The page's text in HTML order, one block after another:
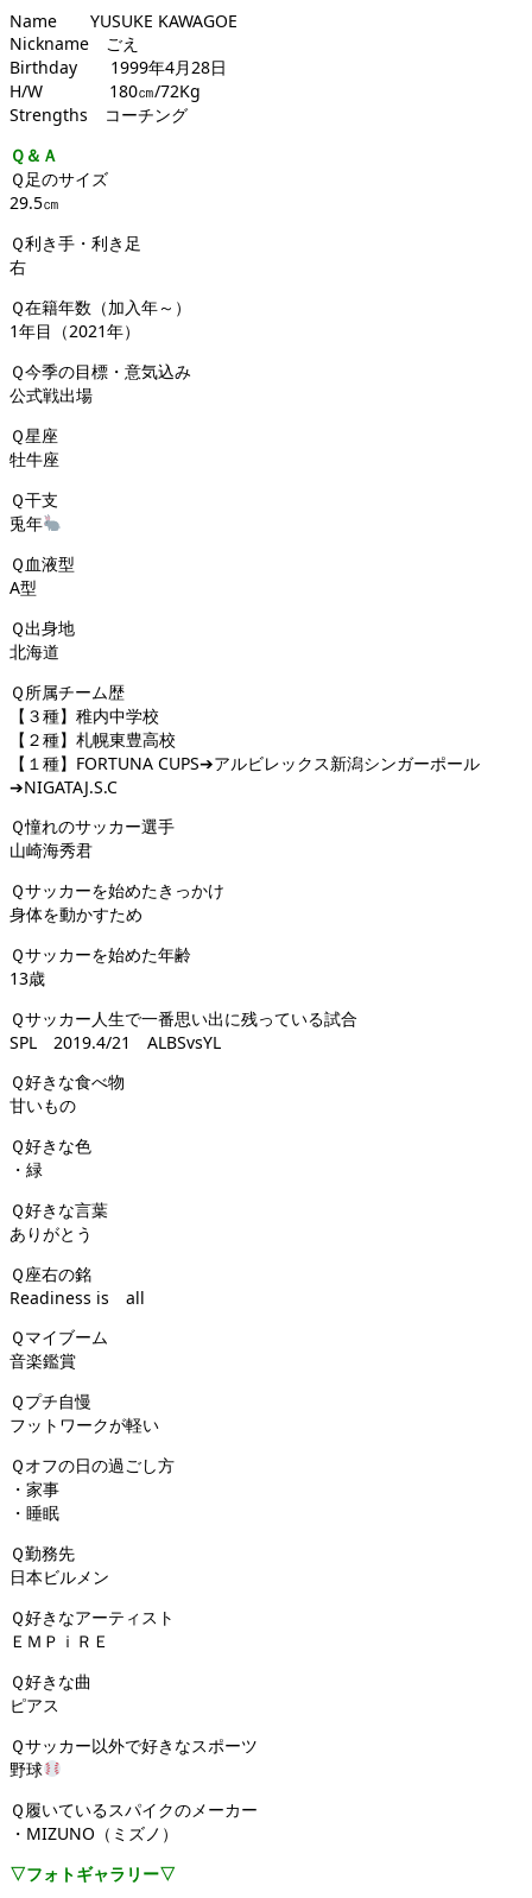
Name YUSUKE KAWAGOE
Nickname ごえ
Birthday 1999年4月28日
H/W 180㎝/72Kg
Strengths コーチング
Ｑ＆Ａ
Ｑ足のサイズ
29.5㎝
Ｑ利き手・利き足
右
Ｑ在籍年数（加入年～）
1年目（2021年）
Ｑ今季の目標・意気込み
公式戦出場
Ｑ星座
牡牛座
Ｑ干支
兎年
Ｑ血液型
A型
Ｑ出身地
北海道
Ｑ所属チーム歴
【３種】稚内中学校
【２種】札幌東豊高校
【１種】FORTUNA CUPS➔アルビレックス新潟シンガーポール
➔NIGATAJ.S.C
Ｑ憧れのサッカー選手
山崎海秀君
Ｑサッカーを始めたきっかけ
身体を動かすため
Ｑサッカーを始めた年齢
13歳
Ｑサッカー人生で一番思い出に残っている試合
SPL 2019.4/21 ALBSvsYL
Ｑ好きな食べ物
甘いもの
Ｑ好きな色
・緑
Ｑ好きな言葉
ありがとう
Ｑ座右の銘
Readiness is all
Ｑマイブーム
音楽鑑賞
Ｑプチ自慢
フットワークが軽い
Ｑオフの日の過ごし方
・家事
・睡眠
Ｑ勤務先
日本ビルメン
Ｑ好きなアーティスト
ＥＭＰｉＲＥ
Ｑ好きな曲
ピアス
Ｑサッカー以外で好きなスポーツ
野球
Ｑ履いているスパイクのメーカー
・MIZUNO（ミズノ）
▽フォトギャラリー▽